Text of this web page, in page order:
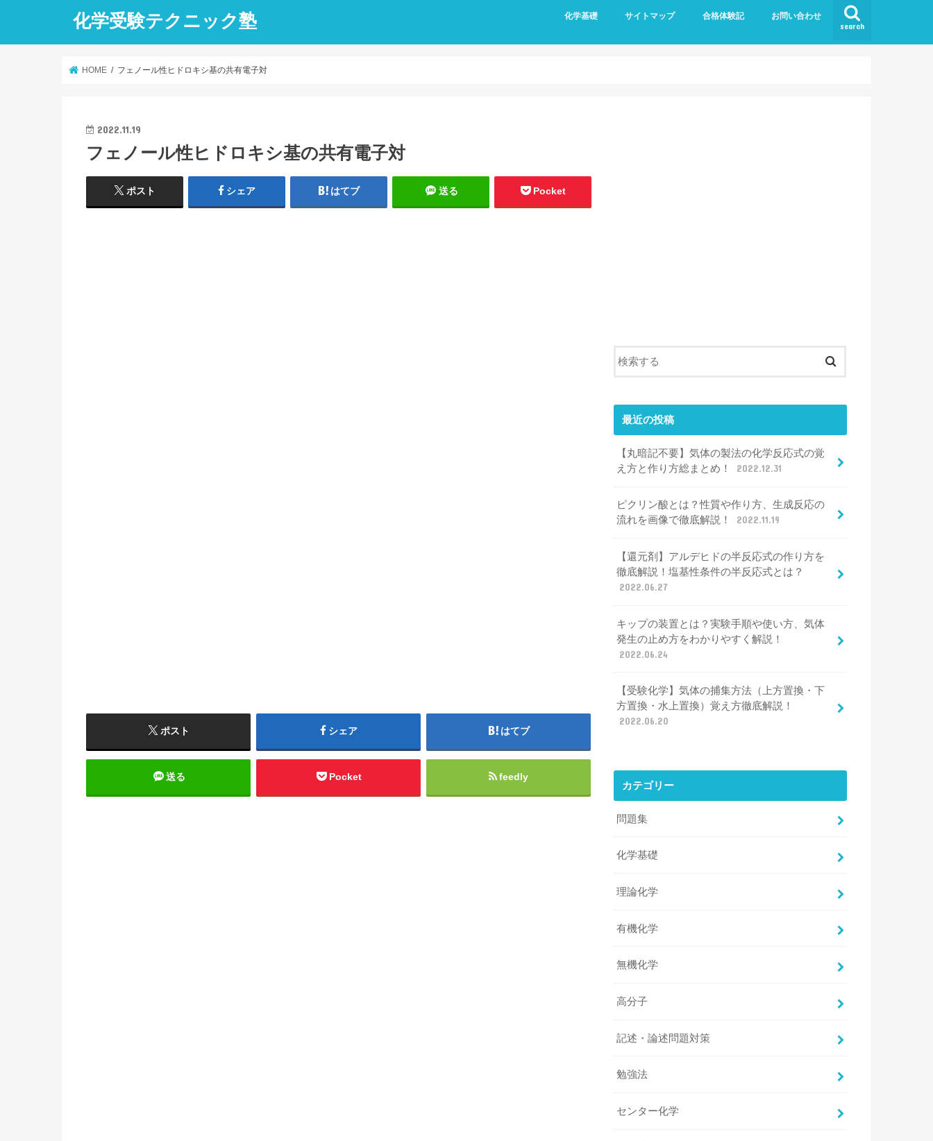
化学受験テクニック塾 search
化学基礎 サイトマップ 合格体験記 お問い合わせ
HOME フェノール性ヒドロキシ基の共有電子対
2022.11.19
フェノール性ヒドロキシ基の共有電子対
ポスト シェア はてブ 送る Pocket
ポスト シェア はてブ
送る Pocket feedly
最近の投稿
【丸暗記不要】気体の製法の化学反応式の覚
え方と作り方総まとめ！
2022.12.31
ピクリン酸とは？性質や作り方、生成反応の
流れを画像で徹底解説！
2022.11.19
【還元剤】アルデヒドの半反応式の作り方を
徹底解説！塩基性条件の半反応式とは？
2022.06.27
キップの装置とは？実験手順や使い方、気体
発生の止め方をわかりやすく解説！
2022.06.24
【受験化学】気体の捕集方法（上方置換・下
方置換・水上置換）覚え方徹底解説！
2022.06.20
カテゴリー
問題集
化学基礎
理論化学
有機化学
無機化学
高分子
記述・論述問題対策
勉強法
センター化学